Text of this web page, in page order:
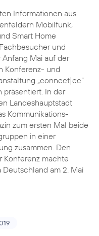
Informationen aus
Mobilfunk,
Smart Home
und
Mai auf der
Konferenz- und
„connect|ec“
präsentiert. In der
Landeshauptstadt
Kommunikations-
zum ersten Mal beide
in einer
zusammen. Den
Konferenz machte
Deutschland am 2. Mai